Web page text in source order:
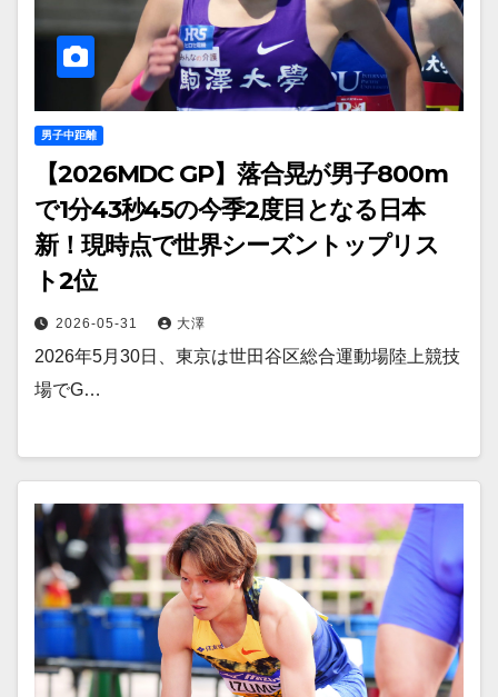
男子中距離
【2026MDC GP】落合晃が男子800m
で1分43秒45の今季2度目となる日本
新！現時点で世界シーズントップリス
ト2位
2026-05-31 大澤
2026年5月30日、東京は世田谷区総合運動場陸上競技
場でG…